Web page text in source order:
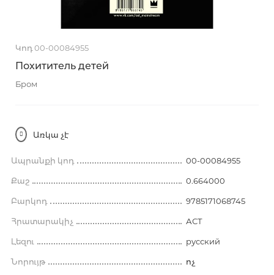
Կոդ 00-00084955
Похититель детей
Бром
Առկա չէ
Ապրանքի կոդ 00-00084955
Քաշ 0.664000
Բարկոդ 9785171068745
Հրատարակիչ АСТ
Լեզու русский
Նորույթ ոչ